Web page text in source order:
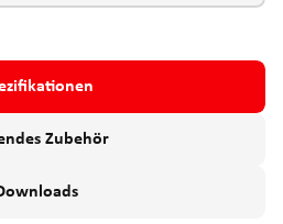
Zubehör